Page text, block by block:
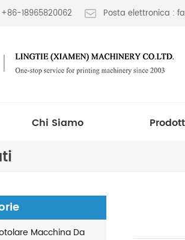
18965820062 Posta elettronica :
Chi Siamo
Macchina Da